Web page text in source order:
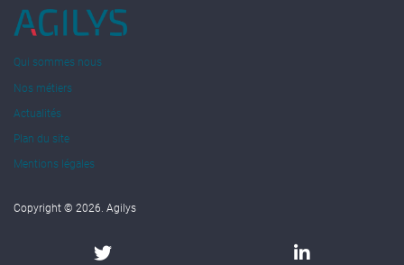
Qui sommes nous
Nos métiers
Actualités
Plan du site
Mentions légales
Copyright © 2026. Agilys